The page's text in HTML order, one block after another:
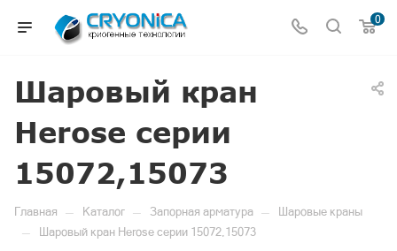
0
Шаровый кран
Herose серии
15072,15073
Главная — Каталог — Запорная арматура — Шаровые краны
— Шаровый кран Herose серии 15072,15073